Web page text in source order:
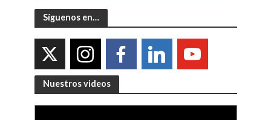
Síguenos en…
Nuestros videos